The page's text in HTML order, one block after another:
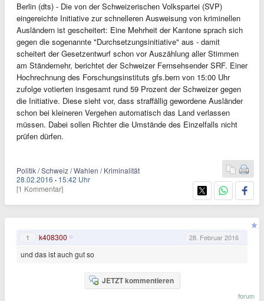
Berlin (dts) - Die von der Schweizerischen Volkspartei (SVP)
eingereichte Initiative zur schnelleren Ausweisung von kriminellen
Ausländern ist gescheitert: Eine Mehrheit der Kantone sprach sich
gegen die sogenannte "Durchsetzungsinitiative" aus - damit
scheitert der Gesetzentwurf schon vor Auszählung aller Stimmen
am Ständemehr, berichtet der Schweizer Fernsehsender SRF. Einer
Hochrechnung des Forschungsinstituts gfs.bern von 15:00 Uhr
zufolge votierten insgesamt rund 59 Prozent der Schweizer gegen
die Initiative. Diese sieht vor, dass straffällig gewordene Ausländer
schon bei kleineren Vergehen automatisch das Land verlassen
müssen. Dabei sollen Richter die Umstände des Einzelfalls nicht
prüfen dürfen.
Politik / Schweiz / Wahlen / Kriminalität
28.02.2016 · 15:42 Uhr
[1 Kommentar]
1 k408300 28. Februar 2016
und das ist auch gut so
JETZT kommentieren
forum